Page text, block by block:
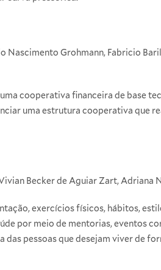
Grohmann, Fabricio
cooperativa financeira de base
uma estrutura cooperativa que
Becker de Aguiar Zart,
exercícios físicos, hábitos,
por meio de mentorias, eventos
pessoas que desejam viver de